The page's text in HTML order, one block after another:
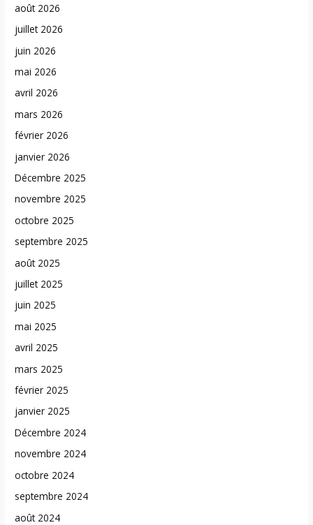
août 2026
juillet 2026
juin 2026
mai 2026
avril 2026
mars 2026
février 2026
janvier 2026
Décembre 2025
novembre 2025
octobre 2025
septembre 2025
août 2025
juillet 2025
juin 2025
mai 2025
avril 2025
mars 2025
février 2025
janvier 2025
Décembre 2024
novembre 2024
octobre 2024
septembre 2024
août 2024